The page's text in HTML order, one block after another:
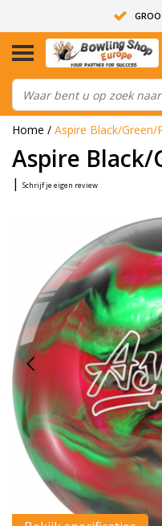
14
ALLE
Home / Aspire Black/Green/
Aspire
| Schrijf je eigen review